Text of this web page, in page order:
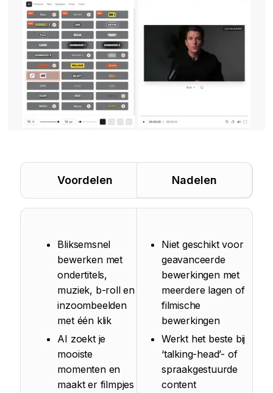
Voordelen Nadelen
Bliksemsnel
bewerken met
ondertitels,
muziek, b-roll en
inzoombeelden
met één klik
AI zoekt je
mooiste
momenten en
maakt er filmpjes
Niet geschikt voor
geavanceerde
bewerkingen met
meerdere lagen of
filmische
bewerkingen
Werkt het beste bij
‘talking-head’- of
spraakgestuurde
content